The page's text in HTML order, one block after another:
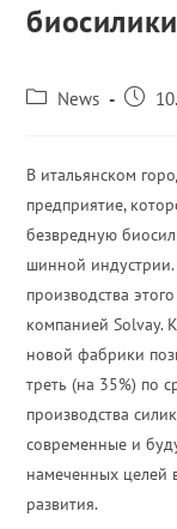
биосилики
News
В итальянском
предприятие,
безвредную
шинной индустрии.
производства
компанией Solvay.
новой фабрики
треть (на 35%) по
производства
современные и
намеченных целей
развития.